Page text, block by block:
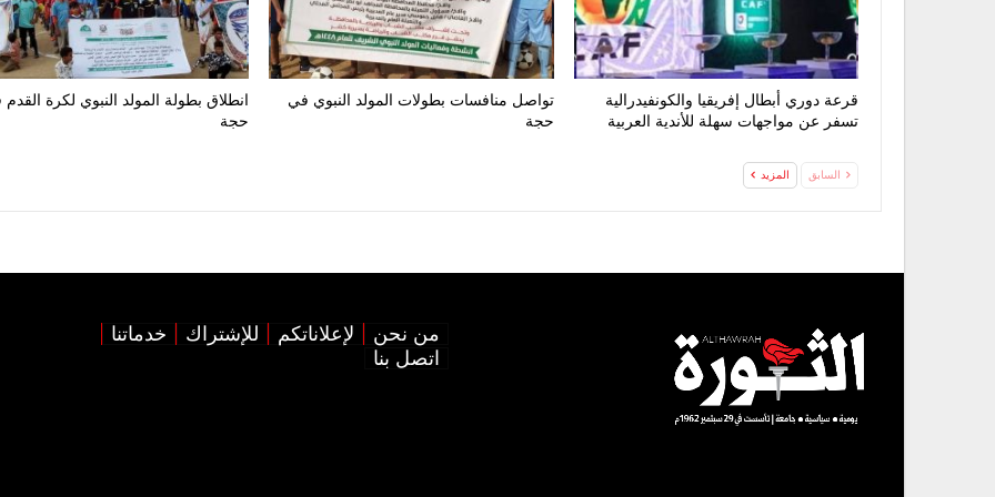
قرعة دوري أبطال إفريقيا والكونفيدرالية
تسفر عن مواجهات سهلة للأندية العربية
تواصل منافسات بطولات المولد النبوي في
حجة
انطلاق بطولة المولد النبوي لكرة
حجة
السابق المزيد
من نحن لإعلاناتكم للإشتراك
خدماتنا
اتصل بنا